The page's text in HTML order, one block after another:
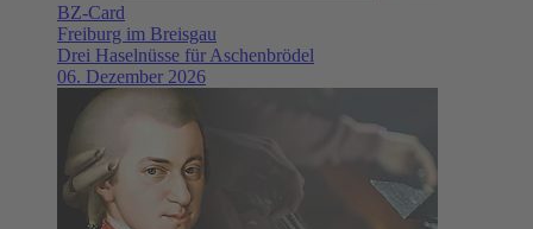
BZ-Card
Freiburg im Breisgau
Drei Haselnüsse für Aschenbrödel
06. Dezember 2026